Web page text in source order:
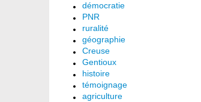
démocratie
PNR
ruralité
géographie
Creuse
Gentioux
histoire
témoignage
agriculture